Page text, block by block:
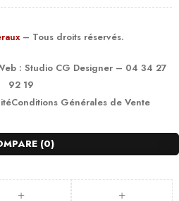
– Tous droits réservés.
: Studio CG Designer– 04 34 27
92 19
Conditions Générales de Vente
(0)